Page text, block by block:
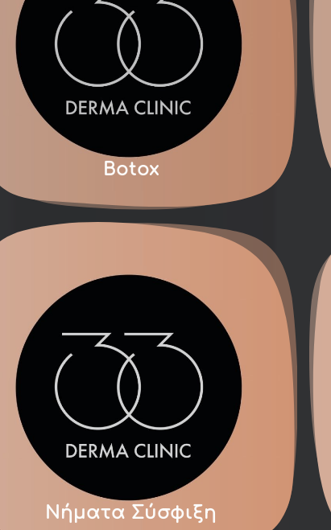
Botox
Νήματα Σύσφιξη